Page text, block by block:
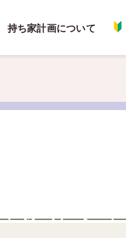
持ち家計画について